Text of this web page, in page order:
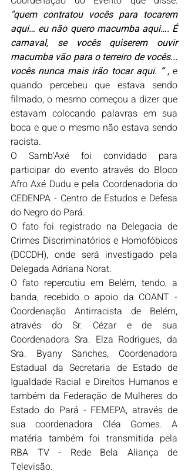
"quem contratou vocês para tocarem
aqui… eu não quero macumba aqui…. É
carnaval, se vocês quiserem ouvir
macumba vão para o terreiro de vocês...
vocês nunca mais irão tocar aqui. “ , e
quando percebeu que estava sendo
filmado, o mesmo começou a dizer que
estavam colocando palavras em sua
boca e que o mesmo não estava sendo
racista.
O Samb'Axé foi convidado para
participar do evento através do Bloco
Afro Axé Dudu e pela Coordenadoria do
CEDENPA - Centro de Estudos e Defesa
do Negro do Pará.
O fato foi registrado na Delegacia de
Crimes Discriminatórios e Homofóbicos
(DCCDH), onde será investigado pela
Delegada Adriana Norat.
O fato repercutiu em Belém, tendo, a
banda, recebido o apoio da COANT -
Coordenação Antirracista de Belém,
através do Sr. Cézar e de sua
Coordenadora Sra. Elza Rodrigues, da
Sra. Byany Sanches, Coordenadora
Estadual da Secretaria de Estado de
Igualdade Racial e Direitos Humanos e
também da Federação de Mulheres do
Estado do Pará - FEMEPA, através de
sua coordenadora Cléa Gomes. A
matéria também foi transmitida pela
RBA TV - Rede Bela Aliança de
Televisão.